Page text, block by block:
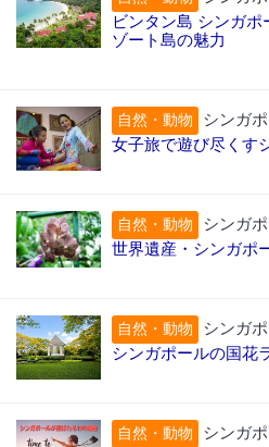
ビンタン島 シンガポ
ゾート島の魅力
自然・動物
シンガ
女子旅で遊び尽くす
自然・動物
シンガ
世界遺産・シンガポ
自然・動物
シンガ
シンガポールの国花
自然・動物
シンガ